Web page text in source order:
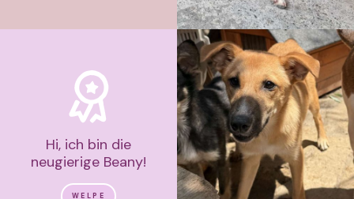
Hi, ich bin die
neugierige Beany!
WELPE